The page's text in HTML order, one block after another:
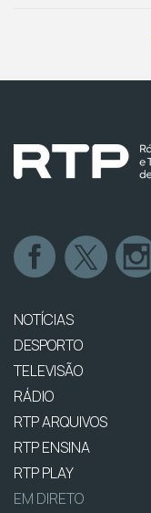
NOTÍCIAS
DESPORTO
TELEVISÃO
RÁDIO
RTP ARQUIVOS
RTP ENSINA
RTP PLAY
EM DIRETO